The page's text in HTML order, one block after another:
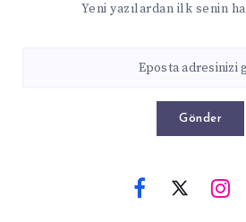
Yeni yazılardan ilk senin
Gönder